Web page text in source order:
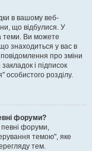
в вашому веб-
що відбулися. У
теми. Ви можете
знаходиться у вас в
про зміни
і підписок
особистого розділу.
форуми?
певні форуми,
темою", яке
тем.